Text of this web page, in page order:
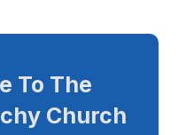
To The
Church